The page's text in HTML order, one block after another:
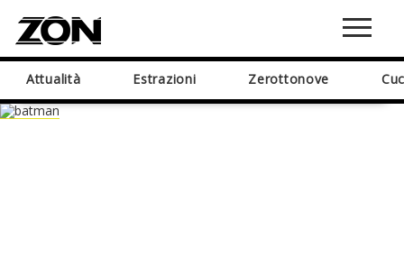
Attualità Estrazioni Zerottonove